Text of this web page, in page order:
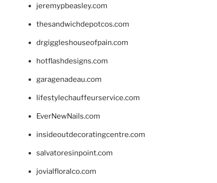
jeremypbeasley.com
thesandwichdepotcos.com
drgiggleshouseofpain.com
hotflashdesigns.com
garagenadeau.com
lifestylechauffeurservice.com
EverNewNails.com
insideoutdecoratingcentre.com
salvatoresinpoint.com
jovialfloralco.com